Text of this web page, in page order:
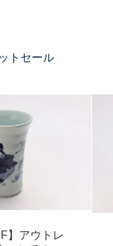
トセール
】アウトレ